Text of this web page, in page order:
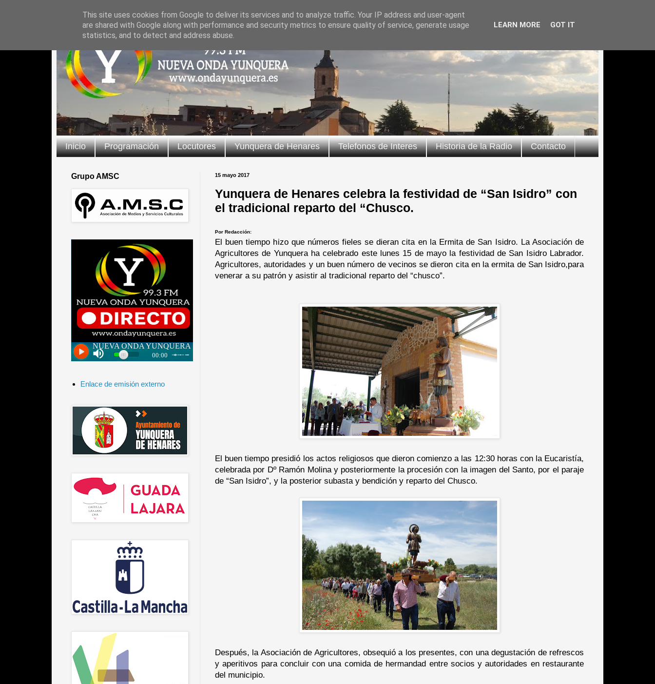
Inicio Programación Locutores Yunquera de Henares Telefonos de Interes Historia de la Radio Contacto
15 mayo 2017
Yunquera de Henares celebra la festividad de “San Isidro” con
el tradicional reparto del “Chusco.
Por Redacción:
El buen tiempo hizo que números fieles se dieran cita en la Ermita de San Isidro. La Asociación de
Agricultores de Yunquera ha celebrado este lunes 15 de mayo la festividad de San Isidro Labrador.
Agricultores, autoridades y un buen número de vecinos se dieron cita en la ermita de San Isidro,para
venerar a su patrón y asistir al tradicional reparto del “chusco”.
El buen tiempo presidió los actos religiosos que dieron comienzo a las 12:30 horas con la Eucaristía,
celebrada por Dº Ramón Molina y posteriormente la procesión con la imagen del Santo, por el paraje
de “San Isidro”, y la posterior subasta y bendición y reparto del Chusco.
Después, la Asociación de Agricultores, obsequió a los presentes, con una degustación de refrescos
y aperitivos para concluir con una comida de hermandad entre socios y autoridades en restaurante
del municipio.
Grupo AMSC
Enlace de emisión externo
This site uses cookies from Google to deliver its services and to analyze traffic. Your IP address and user-agent
are shared with Google along with performance and security metrics to ensure quality of service, generate usage
statistics, and to detect and address abuse.
LEARN MORE GOT IT